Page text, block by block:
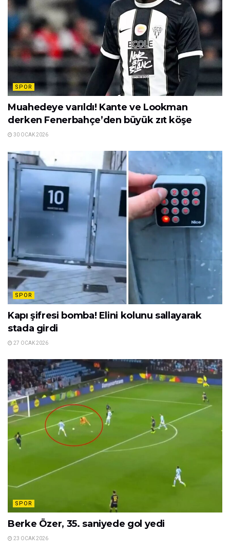
SPOR
Muahedeye varıldı! Kante ve Lookman
derken Fenerbahçe’den büyük zıt köşe
30 OCAK 2026
SPOR
Kapı şifresi bomba! Elini kolunu sallayarak
stada girdi
27 OCAK 2026
SPOR
Berke Özer, 35. saniyede gol yedi
23 OCAK 2026